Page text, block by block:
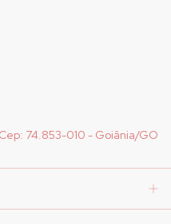
74.853-010 - Goiânia/GO